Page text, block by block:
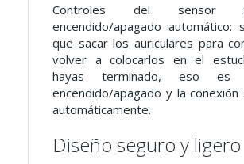
Controles del sensor
encendido/apagado automático:
que sacar los auriculares para
volver a colocarlos en el
hayas terminado, eso es
encendido/apagado y la conexión
automáticamente.
Diseño seguro y ligero